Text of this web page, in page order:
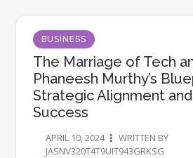
BUSINESS
The Marriage of Tech
Phaneesh Murthy’s
Strategic Alignment
Success
APRIL 10, 2024
WRITTEN BY
JASNV320T4T9UIT943GRKSG